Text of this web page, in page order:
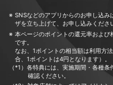
SNSなどのアプリからのお申し込
ザを立ち上げて、お申し込みくださ
本ページのポイントの還元率およ
です。
なお、1ポイントの相当額は利用方
合、1ポイントは4円となります）。
（*1）各特典には、実施期間・各種
確認ください。